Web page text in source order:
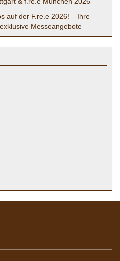
auf der F.re.e 2026! – Ihre
Messeangebote